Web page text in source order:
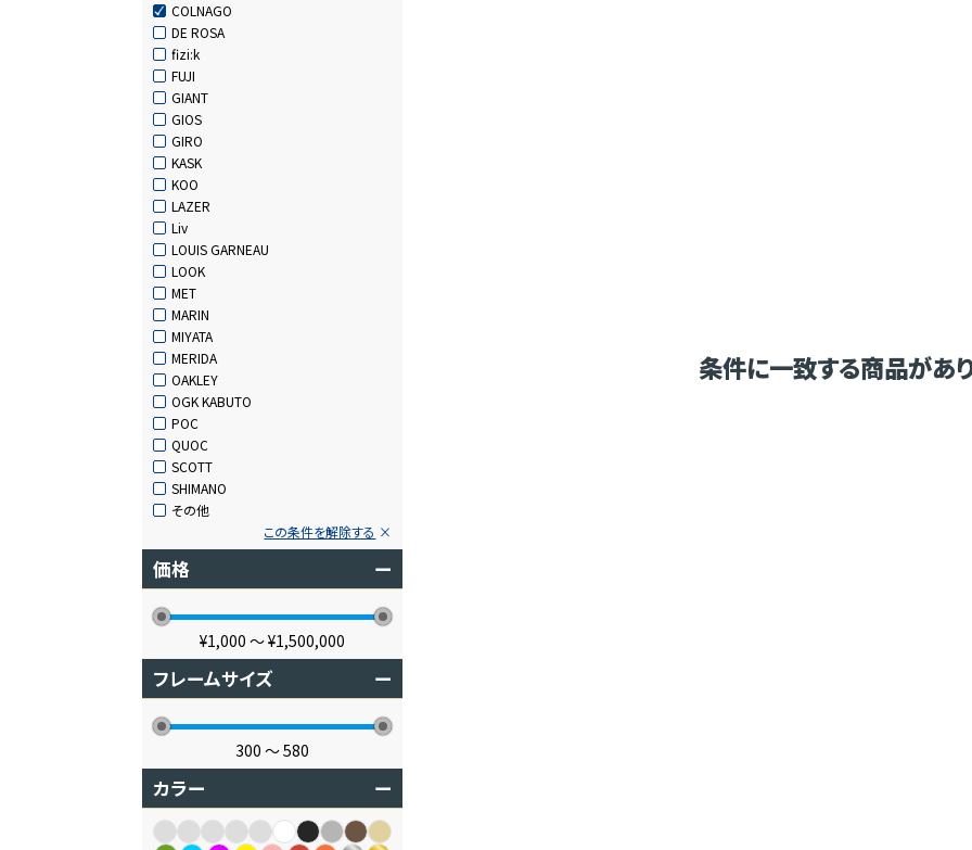
COLNAGO
DE ROSA
fizi:k
FUJI
GIANT
GIOS
GIRO
KASK
KOO
LAZER
Liv
LOUIS GARNEAU
LOOK
MET
MARIN
MIYATA
MERIDA
OAKLEY
OGK KABUTO
POC
QUOC
SCOTT
SHIMANO
その他
この条件を解除する
価格 ー
¥1,000 〜¥1,500,000
フレームサイズ ー
300 〜580
カラー ー
条件に一致する商品があ